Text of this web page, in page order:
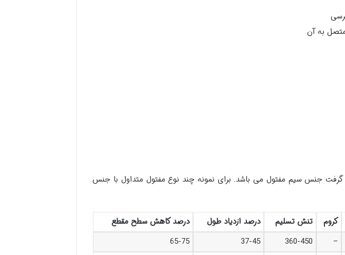
به آن
جنس سیم مفتول می باشد. برای نمونه چند نوع مفتول متداول با جنس
کروم تنش تسلیم درصد ازدیاد طول
درصد کاهش سطح مقطع
–
360-450
37-45
65-75